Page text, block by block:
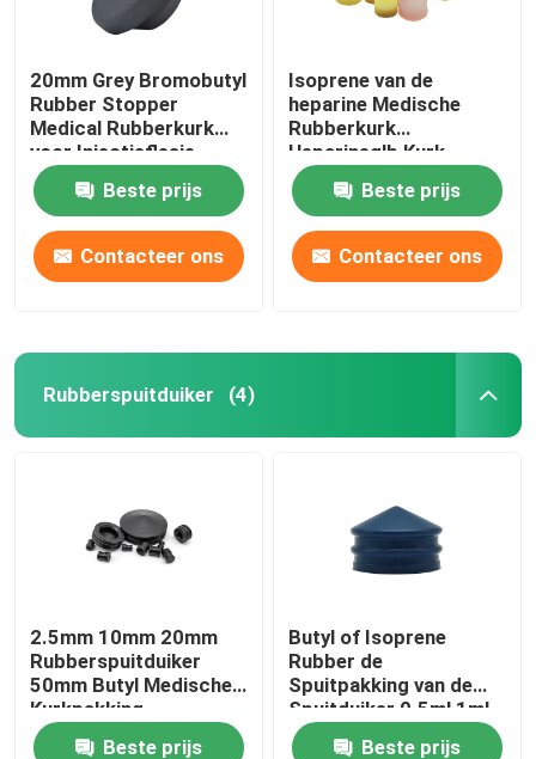
20mm Grey Bromobutyl
Rubber Stopper
Medical Rubberkurk
voor Injectieflesje
Beste prijs
Contacteer ons
Isoprene van de
heparine Medische
Rubberkurk
Heparineglb Kurk
Beste prijs
Contacteer ons
Rubberspuitduiker (4)
2.5mm 10mm 20mm
Rubberspuitduiker
50mm Butyl Medische
Kurkpakking
Beste prijs
Butyl of Isoprene
Rubber de
Spuitpakking van de
Spuitduiker 0.5ml 1ml
Beste prijs